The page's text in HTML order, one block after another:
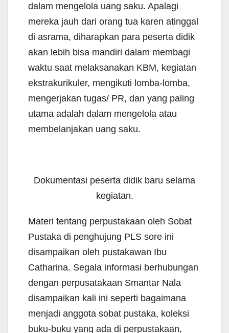
dalam mengelola uang saku. Apalagi
mereka jauh dari orang tua karen atinggal
di asrama, diharapkan para peserta didik
akan lebih bisa mandiri dalam membagi
waktu saat melaksanakan KBM, kegiatan
ekstrakurikuler, mengikuti lomba-lomba,
mengerjakan tugas/ PR, dan yang paling
utama adalah dalam mengelola atau
membelanjakan uang saku.
Dokumentasi peserta didik baru selama
kegiatan.
Materi tentang perpustakaan oleh Sobat
Pustaka di penghujung PLS sore ini
disampaikan oleh pustakawan Ibu
Catharina. Segala informasi berhubungan
dengan perpusatakaan Smantar Nala
disampaikan kali ini seperti bagaimana
menjadi anggota sobat pustaka, koleksi
buku-buku yang ada di perpustakaan,